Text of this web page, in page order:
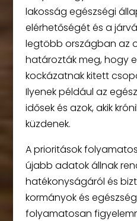
lakosság egészségi
elérhetőségét és a
legtöbb országban az
határozták meg, hogy
kockázatnak kitett
Ilyenek például az
idősek és azok, akik
küzdenek.
A prioritások
újabb adatok állnak
hatékonyságáról és
kormányok és
folyamatosan